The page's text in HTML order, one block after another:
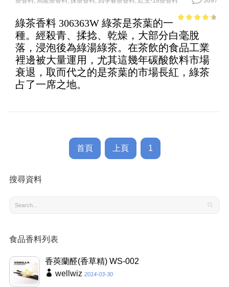
of 5
綠茶香料 306363W 綠茶是茶葉的一
種。經殺青、揉捻、乾燥，大部分白毫脫
落，浸泡後為綠湯綠茶。在茶飲的食品工業
裡邊被大量運用，尤其這幾年碳酸飲料市場
衰退，取而代之的是茶葉的市場長紅，綠茶
占了一席之地。
首頁 上頁 1
搜尋資料
食品香料列表
香莢蘭醛(香草精) WS-002
wellwiz 2014-03-30